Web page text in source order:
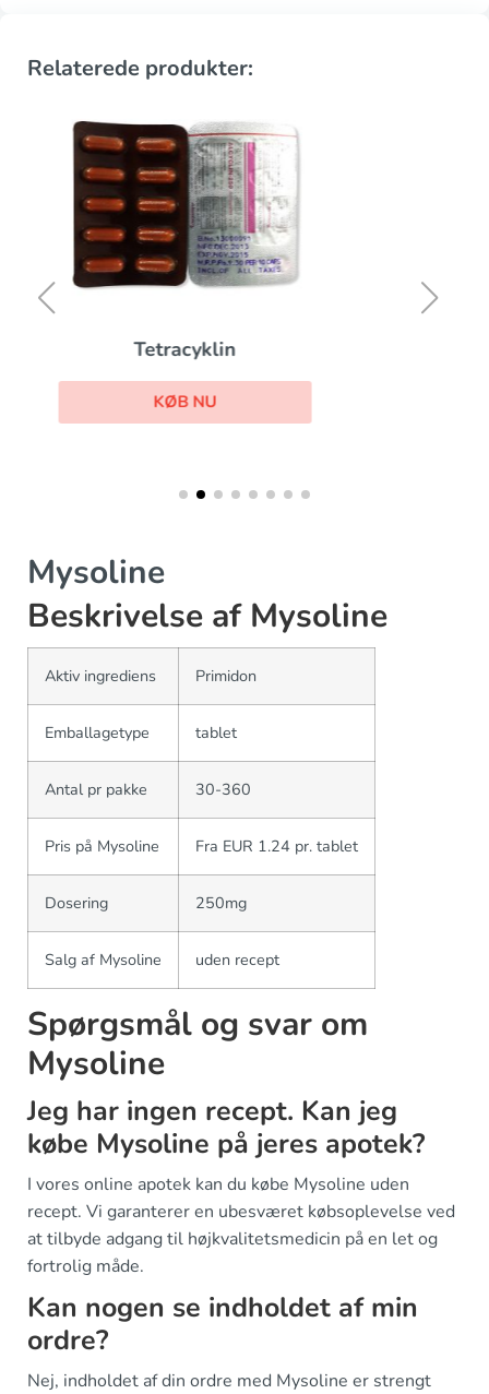
Relaterede produkter:
Mysoline
Beskrivelse af Mysoline
Aktiv ingrediens Primidon
Emballagetype tablet
Antal pr pakke 30-360
Pris på Mysoline Fra EUR 1.24 pr. tablet
Dosering 250mg
Salg af Mysoline uden recept
Spørgsmål og svar om
Mysoline
Jeg har ingen recept. Kan jeg
købe Mysoline på jeres apotek?
I vores online apotek kan du købe Mysoline uden
recept. Vi garanterer en ubesværet købsoplevelse ved
at tilbyde adgang til højkvalitetsmedicin på en let og
fortrolig måde.
Kan nogen se indholdet af min
ordre?
Nej, indholdet af din ordre med Mysoline er strengt